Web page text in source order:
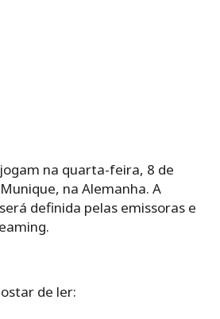
na quarta-feira, 8 de
na Alemanha. A
definida pelas emissoras e
de ler: